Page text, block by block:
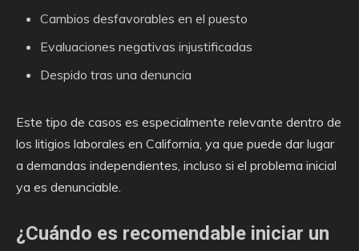
Cambios desfavorables en el puesto
Evaluaciones negativas injustificadas
Despido tras una denuncia
Este tipo de casos es especialmente relevante dentro de
los litigios laborales en California, ya que puede dar lugar
a demandas independientes, incluso si el problema inicial
ya es denunciable.
¿Cuándo es recomendable iniciar un